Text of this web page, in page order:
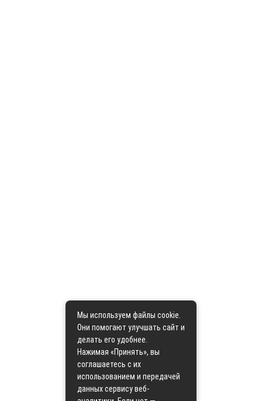
Мы используем файлы cookie.
Они помогают улучшать сайт и
делать его удобнее.
Нажимая «Принять», вы
соглашаетесь с их
использованием и передачей
данных сервису веб-